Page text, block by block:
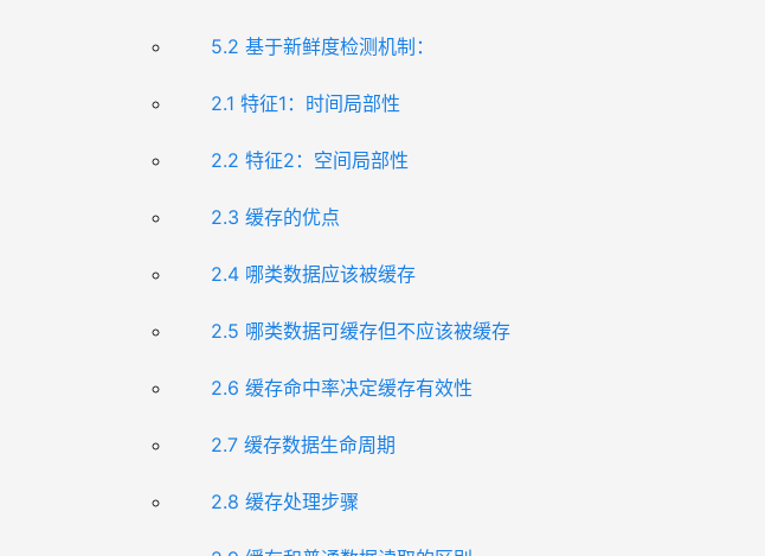
5.2 基于新鲜度检测机制：
2.1 特征1：时间局部性
2.2 特征2：空间局部性
2.3 缓存的优点
2.4 哪类数据应该被缓存
2.5 哪类数据可缓存但不应该被缓存
2.6 缓存命中率决定缓存有效性
2.7 缓存数据生命周期
2.8 缓存处理步骤